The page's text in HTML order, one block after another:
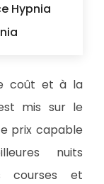
Hypnia
coût et à la
mis sur le
prix capable
nuits
courses et